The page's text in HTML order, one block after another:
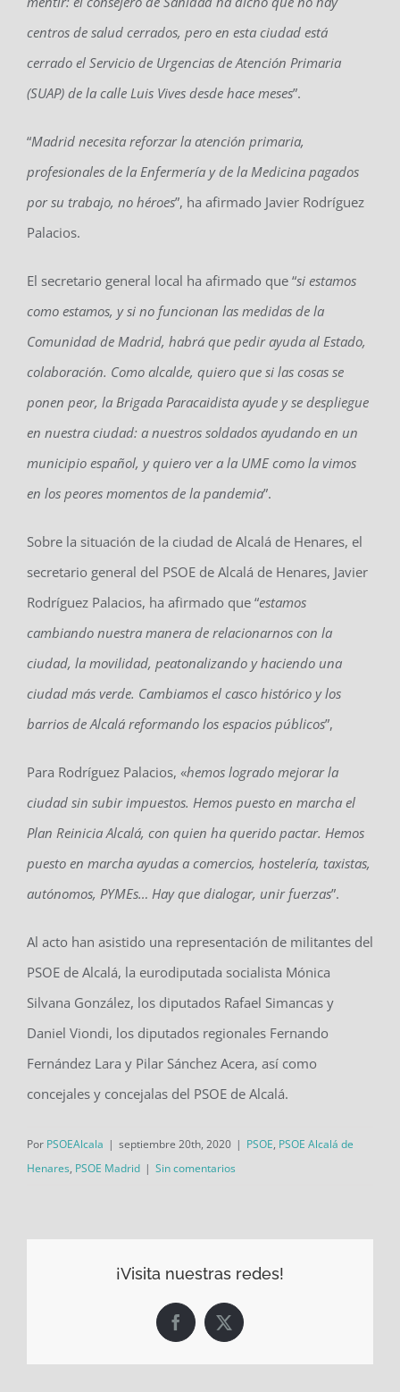
centros de salud cerrados, pero en esta ciudad está
cerrado el Servicio de Urgencias de Atención Primaria
(SUAP) de la calle Luis Vives desde hace meses”.
“Madrid necesita reforzar la atención primaria,
profesionales de la Enfermería y de la Medicina pagados
por su trabajo, no héroes”, ha afirmado Javier Rodríguez
Palacios.
El secretario general local ha afirmado que “si estamos
como estamos, y si no funcionan las medidas de la
Comunidad de Madrid, habrá que pedir ayuda al Estado,
colaboración. Como alcalde, quiero que si las cosas se
ponen peor, la Brigada Paracaidista ayude y se despliegue
en nuestra ciudad: a nuestros soldados ayudando en un
municipio español, y quiero ver a la UME como la vimos
en los peores momentos de la pandemia”.
Sobre la situación de la ciudad de Alcalá de Henares, el
secretario general del PSOE de Alcalá de Henares, Javier
Rodríguez Palacios, ha afirmado que “estamos
cambiando nuestra manera de relacionarnos con la
ciudad, la movilidad, peatonalizando y haciendo una
ciudad más verde. Cambiamos el casco histórico y los
barrios de Alcalá reformando los espacios públicos”,
Para Rodríguez Palacios, «hemos logrado mejorar la
ciudad sin subir impuestos. Hemos puesto en marcha el
Plan Reinicia Alcalá, con quien ha querido pactar. Hemos
puesto en marcha ayudas a comercios, hostelería, taxistas,
autónomos, PYMEs… Hay que dialogar, unir fuerzas”.
Al acto han asistido una representación de militantes del
PSOE de Alcalá, la eurodiputada socialista Mónica
Silvana González, los diputados Rafael Simancas y
Daniel Viondi, los diputados regionales Fernando
Fernández Lara y Pilar Sánchez Acera, así como
concejales y concejalas del PSOE de Alcalá.
Por PSOEAlcala | septiembre 20th, 2020 | PSOE, PSOE Alcalá de
Henares, PSOE Madrid | Sin comentarios
¡Visita nuestras redes!
Facebook
X